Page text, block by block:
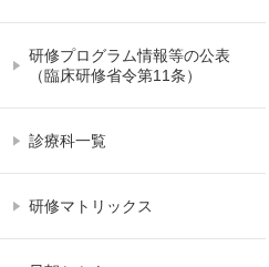
研修プログラム情報等の公表
（臨床研修省令第11条）
診療科一覧
研修マトリックス